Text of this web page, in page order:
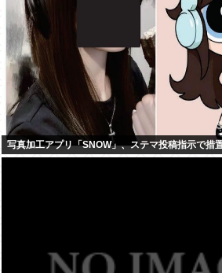
写真加工アプリ「SNOW」、ステマ投稿指示で措